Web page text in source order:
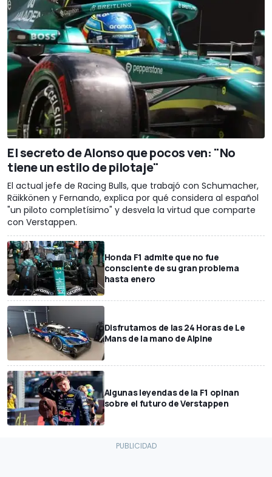
El secreto de Alonso que pocos ven: "No
tiene un estilo de pilotaje"
El actual jefe de Racing Bulls, que trabajó con Schumacher,
Räikkönen y Fernando, explica por qué considera al español
"un piloto completísimo" y desvela la virtud que comparte
con Verstappen.
Honda F1 admite que no fue
consciente de su gran problema
hasta enero
Disfrutamos de las 24 Horas de Le
Mans de la mano de Alpine
Algunas leyendas de la F1 opinan
sobre el futuro de Verstappen